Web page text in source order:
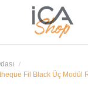
Fil Black Üç Modül